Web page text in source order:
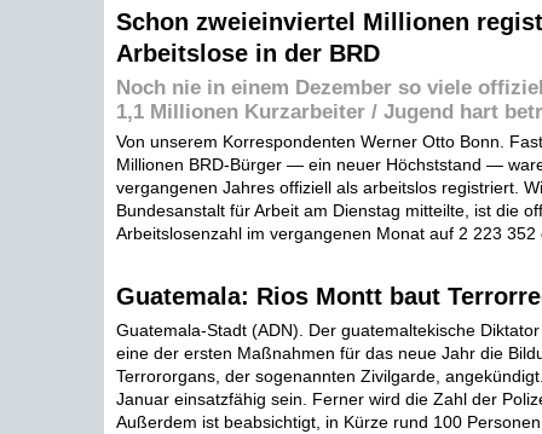
Schon zweieinviertel Millionen
Arbeitslose in der BRD
Noch nie in einem Dezember so viele
1,1 Millionen Kurzarbeiter / Jugend hart
Von unserem Korrespondenten Werner Otto Bonn.
Millionen BRD-Bürger — ein neuer Höchststand —
vergangenen Jahres offiziell als arbeitslos registriert.
Bundesanstalt für Arbeit am Dienstag mitteilte, ist die
Arbeitslosenzahl im vergangenen Monat auf 2 223 352
Guatemala: Rios Montt baut
Guatemala-Stadt (ADN). Der guatemaltekische
eine der ersten Maßnahmen für das neue Jahr die
Terrororgans, der sogenannten Zivilgarde,
Januar einsatzfähig sein. Ferner wird die Zahl der
Außerdem ist beabsichtigt, in Kürze rund 100